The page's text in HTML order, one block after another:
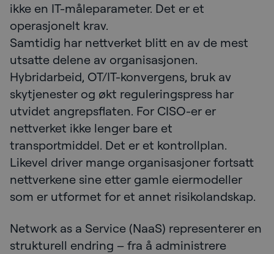
ikke en IT-måleparameter. Det er et
operasjonelt krav.
Samtidig har nettverket blitt en av de mest
utsatte delene av organisasjonen.
Hybridarbeid, OT/IT-konvergens, bruk av
skytjenester og økt reguleringspress har
utvidet angrepsflaten. For CISO-er er
nettverket ikke lenger bare et
transportmiddel. Det er et kontrollplan.
Likevel driver mange organisasjoner fortsatt
nettverkene sine etter gamle eiermodeller
som er utformet for et annet risikolandskap.
Network as a Service (NaaS) representerer en
strukturell endring – fra å administrere